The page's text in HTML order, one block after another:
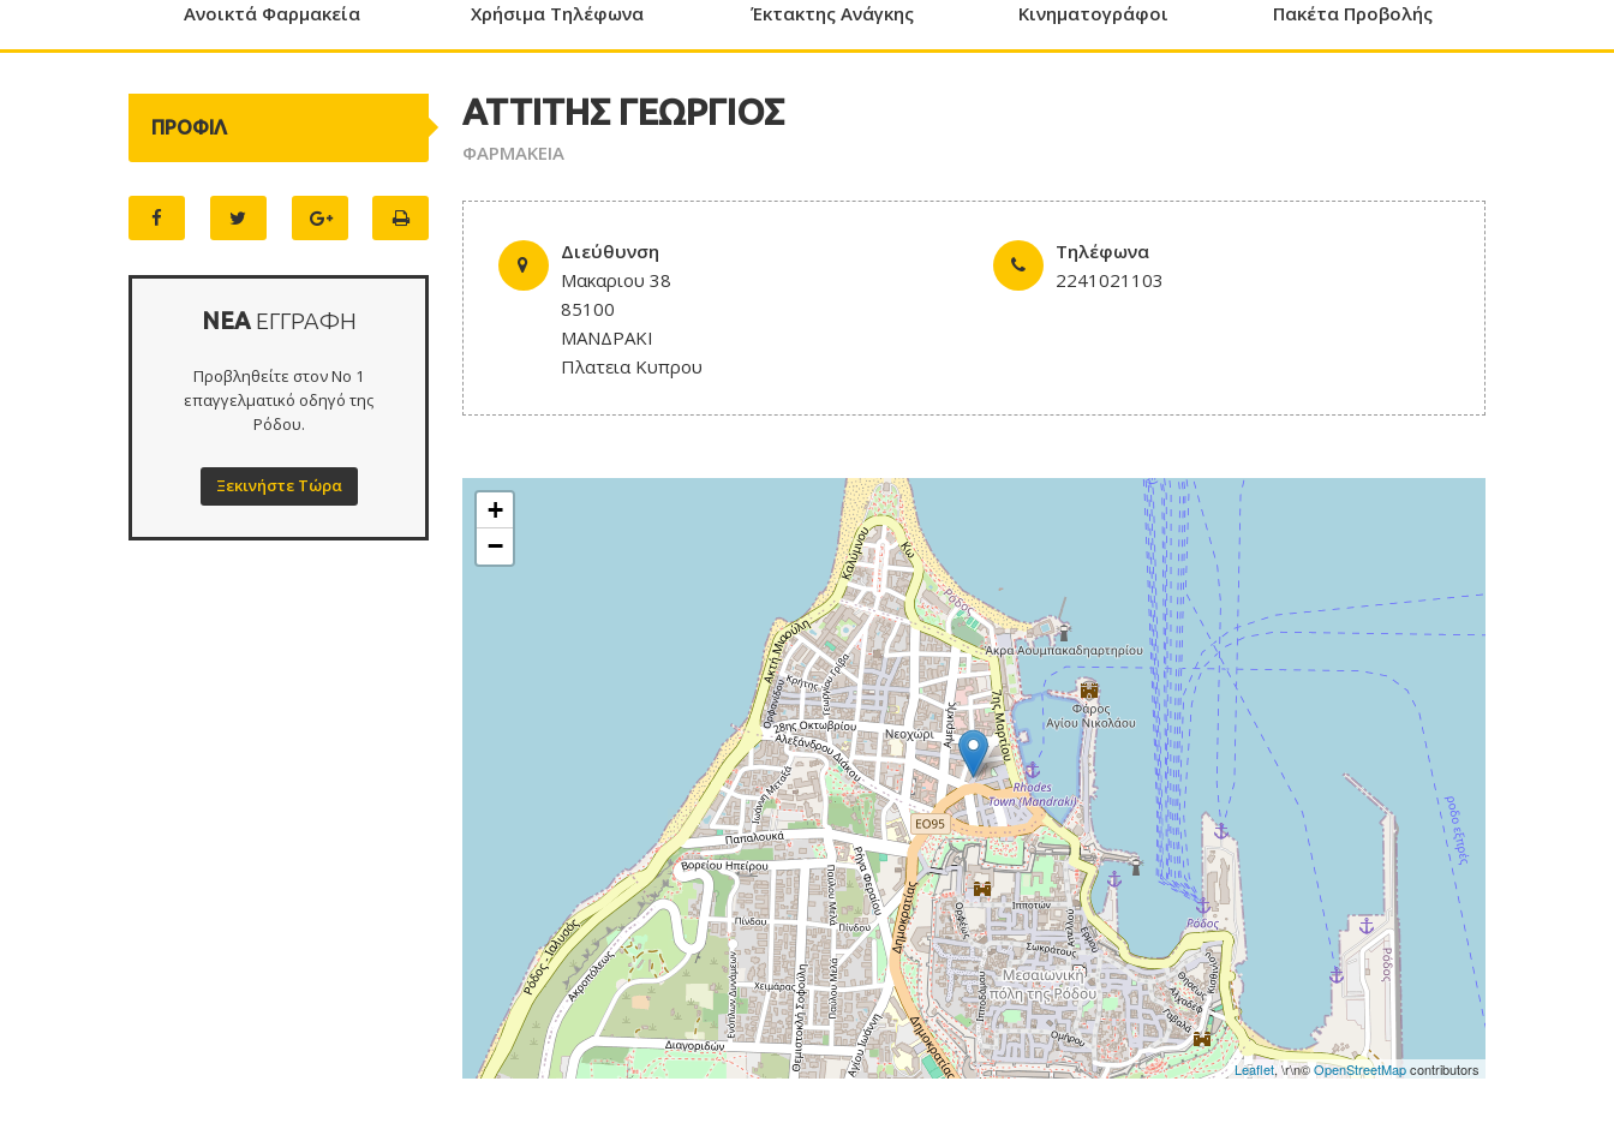
Ανοικτά Φαρμακεία Χρήσιμα Τηλέφωνα Έκτακτης Ανάγκης Κινηματογράφοι Πακέτα Προβολής
ΑΤΤΙΤΗΣ ΓΕΩΡΓΙΟΣ
ΦΑΡΜΑΚΕΙΑ
Διεύθυνση
Μακαριου 38
85100
ΜΑΝΔΡΑΚΙ
Πλατεια Κυπρου
Τηλέφωνα
2241021103
+
−
Leaflet, \r\n©OpenStreetMapcontributors
ΠΡΟΦΙΛ
ΝΕΑ ΕΓΓΡΑΦΗ
Προβληθείτε στον Νο 1
επαγγελματικό οδηγό της
Ρόδου.
Ξεκινήστε Τώρα